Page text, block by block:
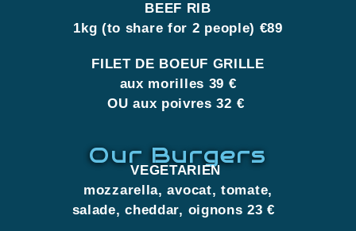
BEEF RIB
1kg (to share for 2 people) €89
FILET DE BOEUF GRILLE
aux morilles 39 €
OU aux poivres 32 €
Our Burgers
VEGETARIEN
mozzarella, avocat, tomate,
salade, cheddar, oignons 23 €